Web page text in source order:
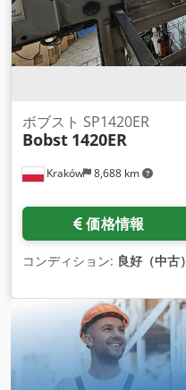
Kraków 8,688 km
ボブスト SP1420ER
Bobst 1420ER
価格情報
コンディション: 良好（中古）